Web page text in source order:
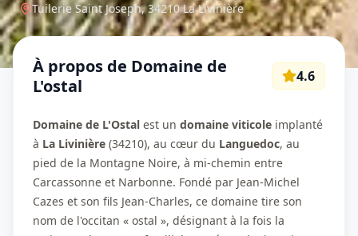
Tuilerie Saint Joseph,34210 La Livinière
À propos de Domaine de
L'ostal
4.6
Domaine de L'Ostal est un domaine viticole implanté
à La Livinière (34210), au cœur du Languedoc, au
pied de la Montagne Noire, à mi-chemin entre
Carcassonne et Narbonne. Fondé par Jean-Michel
Cazes et son fils Jean-Charles, ce domaine tire son
nom de l'occitan « ostal », désignant à la fois la